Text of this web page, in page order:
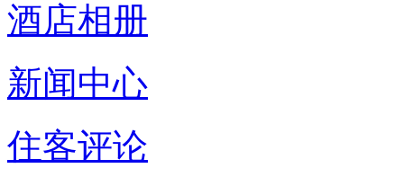
酒店相册
新闻中心
住客评论